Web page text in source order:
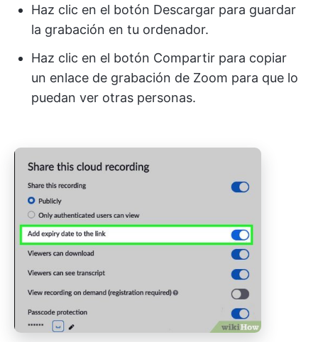
Haz clic en el botón Descargar para guardar
la grabación en tu ordenador.
Haz clic en el botón Compartir para copiar
un enlace de grabación de Zoom para que lo
puedan ver otras personas.